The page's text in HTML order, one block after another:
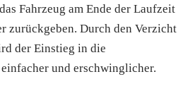
Fahrzeug am Ende der Laufzeit
zurückgeben. Durch den Verzicht
der Einstieg in die
und erschwinglicher.